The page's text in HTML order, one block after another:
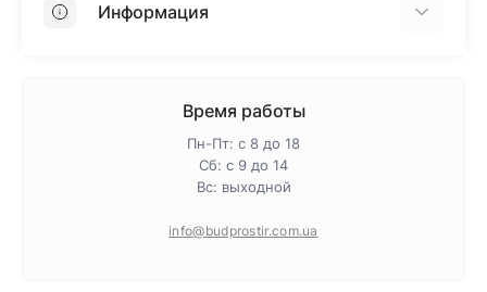
ПенопластИнформация
Политика конфиденциальности
Время работы
Пн-Пт: с 8 до 18
Сб: с 9 до 14
Вс: выходной
info@budprostir.com.ua